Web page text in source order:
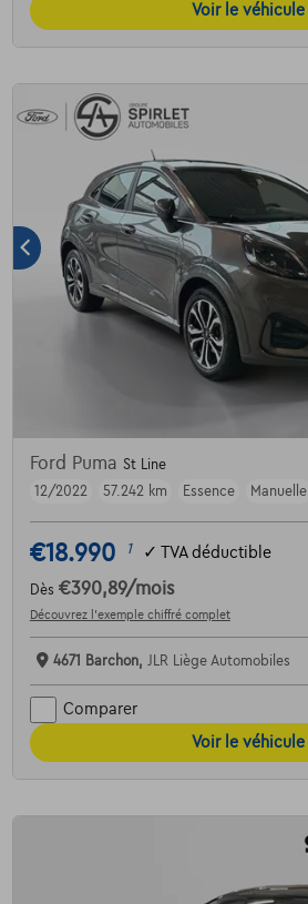
Voir le véhicule
Ford Puma St Line
12/2022
57.242 km Essence Manuelle
€18.990 1 ✓ TVA déductible
Dès €390,89/mois
Découvrez l’exemple chiffré complet
4671 Barchon, JLR Liège Automobiles
Comparer
Voir le véhicule